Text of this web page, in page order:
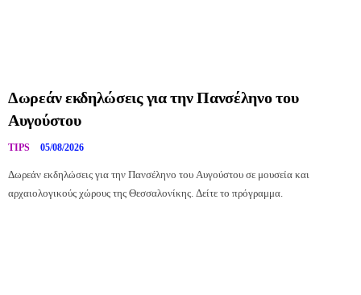
Δωρεάν εκδηλώσεις για την Πανσέληνο του
Αυγούστου
TIPS 05/08/2026
Δωρεάν εκδηλώσεις για την Πανσέληνο του Αυγούστου σε μουσεία και
αρχαιολογικούς χώρους της Θεσσαλονίκης. Δείτε το πρόγραμμα.